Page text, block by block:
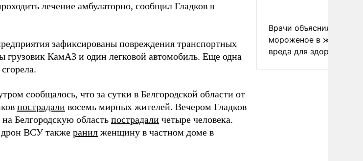
лечение амбулаторно, сообщил Гладков в
зафиксированы повреждения транспортных
грузовик КамАЗ и один легковой автомобиль. Еще одна
сообщалось, что за сутки в Белгородской области от
пострадали восемь мирных жителей. Вечером Гладков
Белгородскую область пострадали четыре человека.
дрон ВСУ также ранил женщину в частном доме в
Врачи объяснили, как
мороженое в жару без
вреда для здоровья